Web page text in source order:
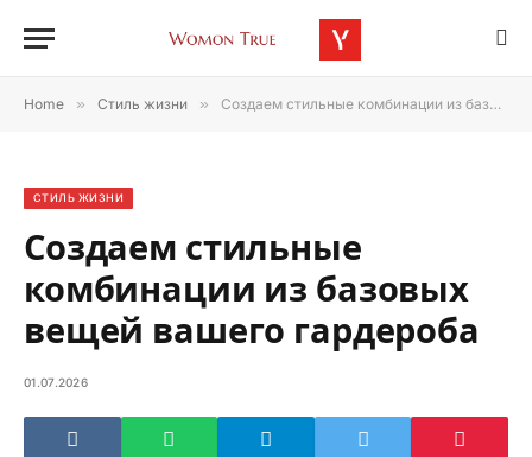
Home » Стиль жизни » Создаем стильные комбинации из базовых вещей вашего гардероба
СТИЛЬ ЖИЗНИ
Создаем стильные
комбинации из базовых
вещей вашего гардероба
01.07.2026